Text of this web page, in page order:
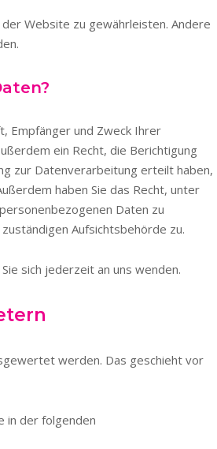
Website zu gewährleisten. Andere
Empfänger und Zweck Ihrer
ein Recht, die Berichtigung
zur Datenverarbeitung erteilt haben,
haben Sie das Recht, unter
Daten zu
Aufsichtsbehörde zu.
sich jederzeit an uns wenden.
werden. Das geschieht vor
in der folgenden